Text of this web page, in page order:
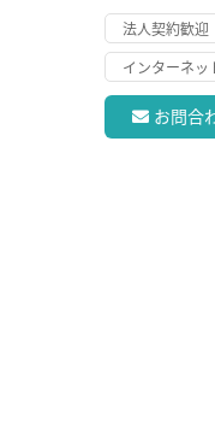
法人契約歓迎
インターネッ
お問合